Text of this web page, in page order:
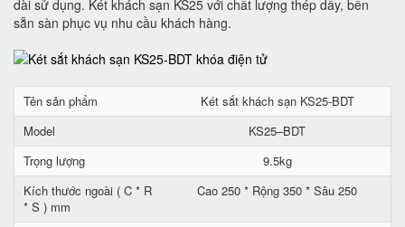
dài sử dụng. Két khách sạn KS25 với chất lượng thép dầy, bền
sẵn sàn phục vụ nhu cầu khách hàng.
Tên sản phẩm
Két sắt khách sạn KS25-BDT
Model
KS25–BDT
Trọng lượng
9.5kg
Kích thước ngoài ( C * R
* S ) mm
Cao 250 * Rộng 350 * Sâu 250